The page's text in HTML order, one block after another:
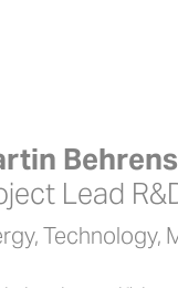
Behrens
Lead
Technology,